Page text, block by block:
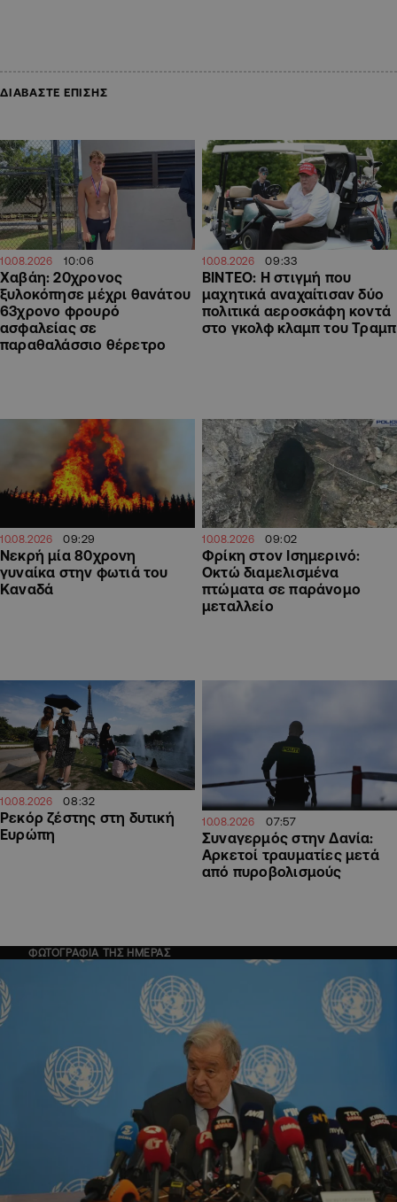
ΔΙΑΒΑΣΤΕ ΕΠΙΣΗΣ
10.08.2026 10:06
Χαβάη: 20χρονος
ξυλοκόπησε μέχρι θανάτου
63χρονο φρουρό
ασφαλείας σε
παραθαλάσσιο θέρετρο
10.08.2026 09:33
ΒΙΝΤΕΟ: Η στιγμή που
μαχητικά αναχαίτισαν δύο
πολιτικά αεροσκάφη κοντά
στο γκολφ κλαμπ του Τραμπ
10.08.2026 09:29
Νεκρή μία 80χρονη
γυναίκα στην φωτιά του
Καναδά
10.08.2026 09:02
Φρίκη στον Ισημερινό:
Οκτώ διαμελισμένα
πτώματα σε παράνομο
μεταλλείο
10.08.2026 08:32
Ρεκόρ ζέστης στη δυτική
Ευρώπη
10.08.2026 07:57
Συναγερμός στην Δανία:
Αρκετοί τραυματίες μετά
από πυροβολισμούς
ΦΩΤΟΓΡΑΦΙΑ ΤΗΣ ΗΜΕΡΑΣ